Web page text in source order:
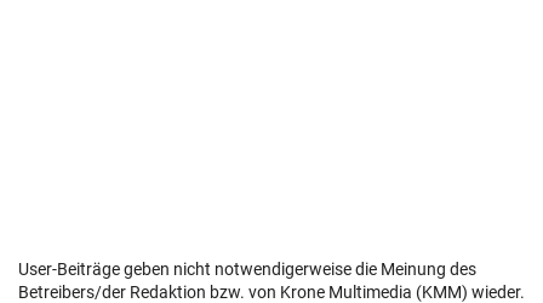
User-Beiträge geben nicht notwendigerweise die Meinung des
Betreibers/der Redaktion bzw. von Krone Multimedia (KMM) wieder.